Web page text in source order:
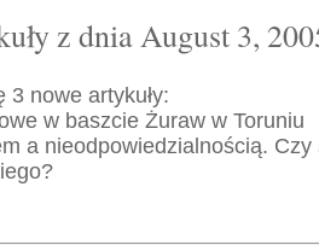
z dnia August 3,
3 nowe artykuły:
w baszcie Żuraw w Toruniu
a nieodpowiedzialnością.